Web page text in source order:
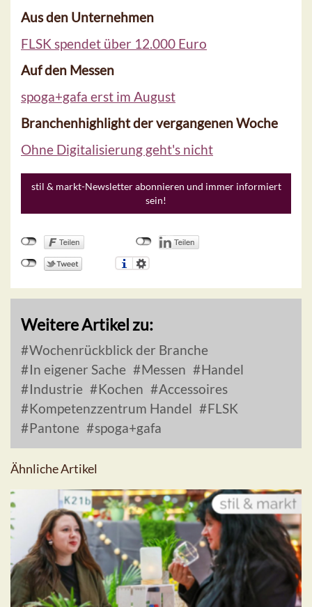
Aus den Unternehmen
FLSK spendet über 12.000 Euro
Auf den Messen
spoga+gafa erst im August
Branchenhighlight der vergangenen Woche
Ohne Digitalisierung geht's nicht
stil & markt-Newsletter abonnieren und immer informiert
sein!
Weitere Artikel zu:
Wochenrückblick der Branche
In eigener Sache
Messen
Handel
Industrie
Kochen
Accessoires
Kompetenzzentrum Handel
FLSK
Pantone
spoga+gafa
Ähnliche Artikel